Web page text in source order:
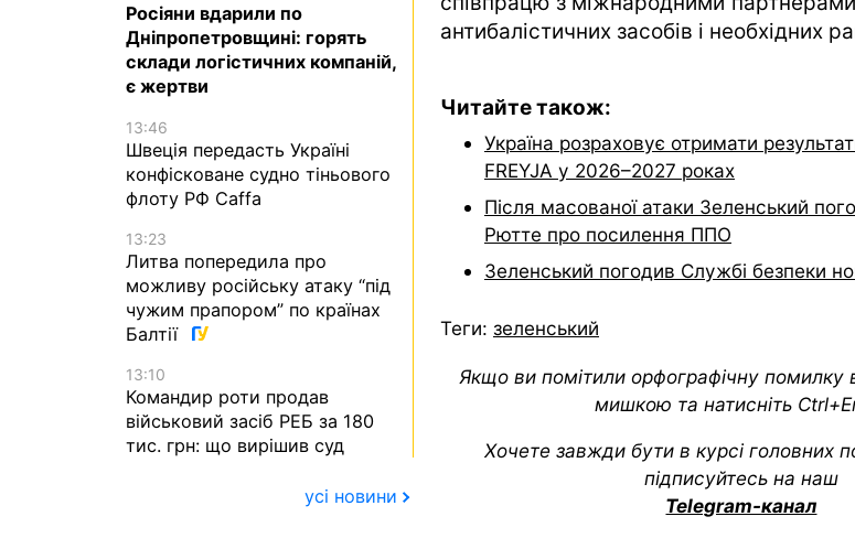
антибалістичних засобів і необхідних
Читайте також:
Україна розраховує отримати
FREYJA у 2026–2027 роках
Після масованої атаки Зеленський
Рютте про посилення ППО
Зеленський погодив Службі безпеки
Теги: зеленський
Якщо ви помітили орфографічну помилку в
мишкою та натисніть
Хочете завжди бути в курсі головних
підписуйтесь на наш
Telegram-канал
Росіяни вдарили по
Дніпропетровщині: горять
склади логістичних компаній,
є жертви
13:46
Швеція передасть Україні
конфісковане судно тіньового
флоту РФ Caffa
13:23
Литва попередила про
можливу російську атаку “під
чужим прапором” по країнах
Балтії
13:10
Командир роти продав
військовий засіб РЕБ за 180
тис. грн: що вирішив суд
усі новини